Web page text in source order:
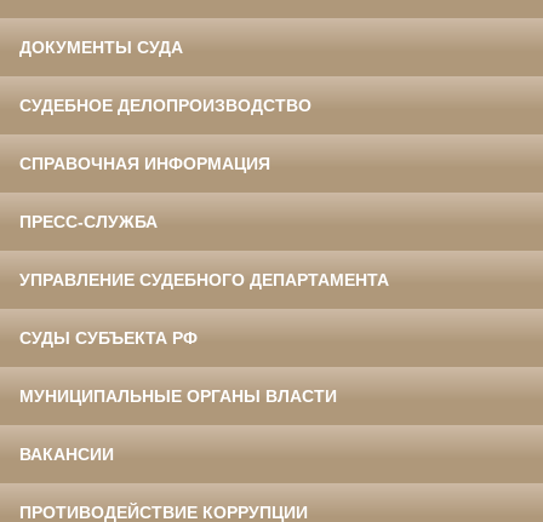
ДОКУМЕНТЫ СУДА
СУДЕБНОЕ ДЕЛОПРОИЗВОДСТВО
СПРАВОЧНАЯ ИНФОРМАЦИЯ
ПРЕСС-СЛУЖБА
УПРАВЛЕНИЕ СУДЕБНОГО ДЕПАРТАМЕНТА
СУДЫ СУБЪЕКТА РФ
МУНИЦИПАЛЬНЫЕ ОРГАНЫ ВЛАСТИ
ВАКАНСИИ
ПРОТИВОДЕЙСТВИЕ КОРРУПЦИИ